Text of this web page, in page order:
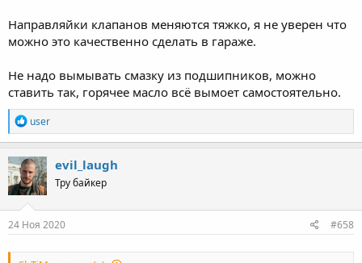
Направляйки клапанов меняются тяжко, я не уверен что
можно это качественно сделать в гараже.
Не надо вымывать смазку из подшипников, можно
ставить так, горячее масло всё вымоет самостоятельно.
R
e
a
c
t
i
o
n
s
user
evil_laugh
Тру байкер
24 Ноя 2020 #658